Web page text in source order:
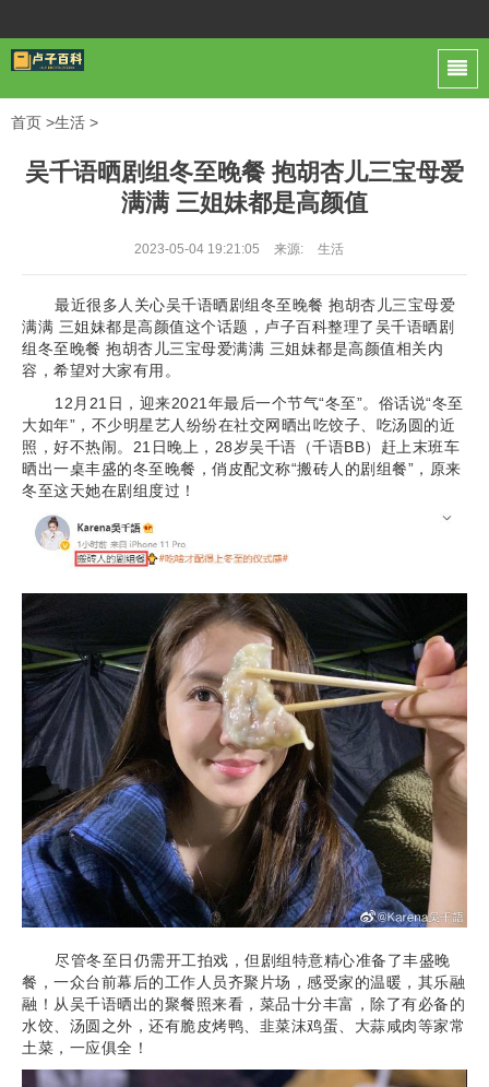
首页 >生活 >
吴千语晒剧组冬至晚餐 抱胡杏儿三宝母爱
满满 三姐妹都是高颜值
2023-05-04 19:21:05 来源: 生活
最近很多人关心吴千语晒剧组冬至晚餐 抱胡杏儿三宝母爱
满满 三姐妹都是高颜值这个话题，卢子百科整理了吴千语晒剧
组冬至晚餐 抱胡杏儿三宝母爱满满 三姐妹都是高颜值相关内
容，希望对大家有用。
12月21日，迎来2021年最后一个节气“冬至”。俗话说“冬至
大如年”，不少明星艺人纷纷在社交网晒出吃饺子、吃汤圆的近
照，好不热闹。21日晚上，28岁吴千语（千语BB）赶上末班车
晒出一桌丰盛的冬至晚餐，俏皮配文称“搬砖人的剧组餐”，原来
冬至这天她在剧组度过！
尽管冬至日仍需开工拍戏，但剧组特意精心准备了丰盛晚
餐，一众台前幕后的工作人员齐聚片场，感受家的温暖，其乐融
融！从吴千语晒出的聚餐照来看，菜品十分丰富，除了有必备的
水饺、汤圆之外，还有脆皮烤鸭、韭菜沫鸡蛋、大蒜咸肉等家常
土菜，一应俱全！